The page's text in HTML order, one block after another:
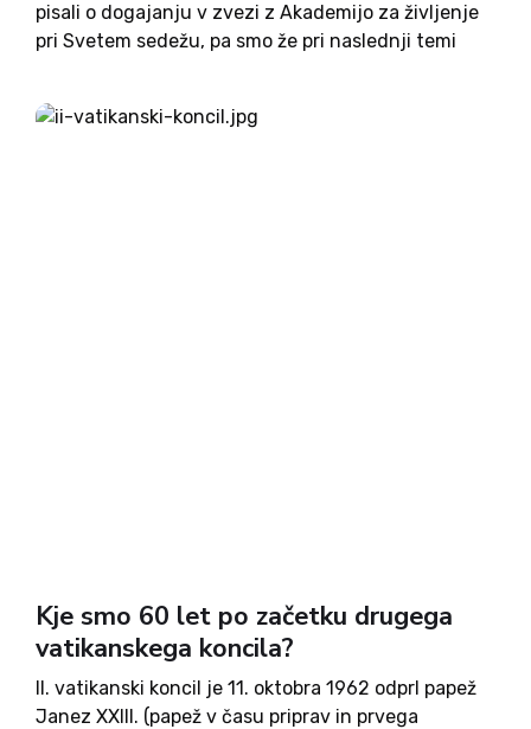
pisali o dogajanju v zvezi z Akademijo za življenje
pri Svetem sedežu, pa smo že pri naslednji temi
z monsinjorjem Vincenzem Paglio, njenim...
Kje smo 60 let po začetku drugega
vatikanskega koncila?
II. vatikanski koncil je 11. oktobra 1962 odprl papež
Janez XXIII. (papež v času priprav in prvega